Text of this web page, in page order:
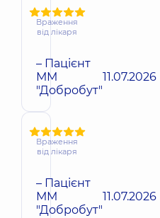
Враження
від лікаря
– Пацієнт
ММ
"Добробут"
11.07.2026
Враження
від лікаря
– Пацієнт
ММ
"Добробут"
11.07.2026